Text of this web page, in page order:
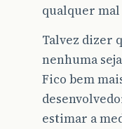
qualquer
Talvez dizer
nenhuma
Fico bem
estimar a